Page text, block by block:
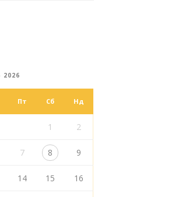
2026
Пт Сб Нд
1 2
7 8 9
14 15 16